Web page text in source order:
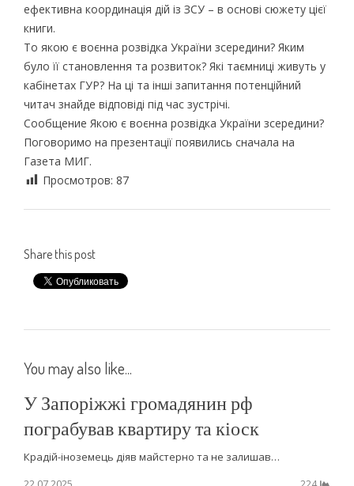
ефективна координація дій із ЗСУ – в основі сюжету цієї
книги.
То якою є воєнна розвідка України зсередини? Яким
було її становлення та розвиток? Які таємниці живуть у
кабінетах ГУР? На ці та інші запитання потенційний
читач знайде відповіді під час зустрічі.
Сообщение Якою є воєнна розвідка України зсередини?
Поговоримо на презентації появились сначала на
Газета МИГ.
Просмотров: 87
Share this post
You may also like...
У Запоріжжі громадянин рф
пограбував квартиру та кіоск
Крадій-іноземець діяв майстерно та не залишав…